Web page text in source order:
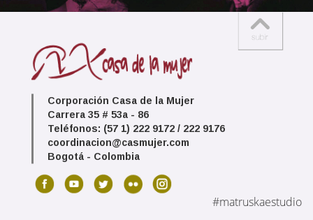
Corporación Casa de la Mujer
Carrera 35 # 53a - 86
Teléfonos: (57 1) 222 9172 / 222 9176
coordinacion@casmujer.com
Bogotá - Colombia
#matruskaestudio